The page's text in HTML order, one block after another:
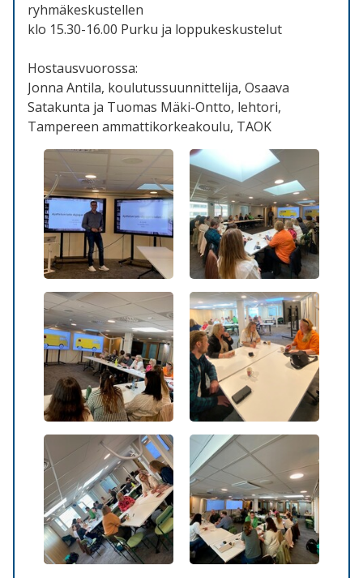
ryhmäkeskustellen
klo 15.30-16.00 Purku ja loppukeskustelut
Hostausvuorossa:
Jonna Antila, koulutussuunnittelija, Osaava
Satakunta ja Tuomas Mäki-Ontto, lehtori,
Tampereen ammattikorkeakoulu, TAOK